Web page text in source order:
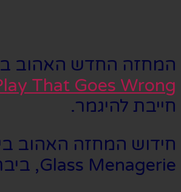
המחזה החדש האהוב
That Goes Wrong
חייבת להיגמר.
Glass Menagerie, ביבר הזכוכית.